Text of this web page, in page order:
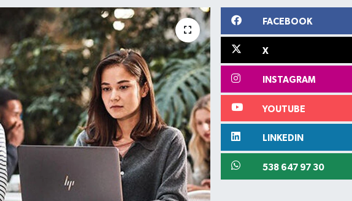
FACEBOOK
X
INSTAGRAM
YOUTUBE
LINKEDIN
538 647 97 30